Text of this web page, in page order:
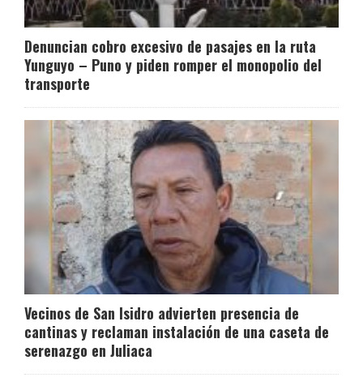
Denuncian cobro excesivo de pasajes en la ruta
Yunguyo – Puno y piden romper el monopolio del
transporte
Vecinos de San Isidro advierten presencia de
cantinas y reclaman instalación de una caseta de
serenazgo en Juliaca